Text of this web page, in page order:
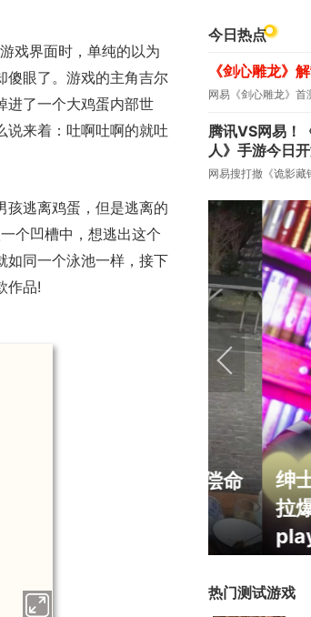
戏界面时，单纯的以为
傻眼了。游戏的主角吉尔
进了一个大鸡蛋内部世
说来着：吐啊吐啊的就吐
孩逃离鸡蛋，但是逃离的
个凹槽中，想逃出这个
如同一个泳池一样，接下
作品!
今日热点
《剑心雕龙》
网易《剑心雕龙》首
腾讯VS网易！
人》手游今日
网易搜打撤《诡影藏
一跳：雷死人不偿命
绅士日报
拉爆了！
play
热门测试游戏